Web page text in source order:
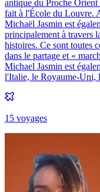
antique du Proche
fait à l'École du Louvre.
Michaël Jasmin est
principalement à travers
histoires. Ce sont toutes
dans le partage et «
Michael Jasmin est
l'Italie, le Royaume-
15 voyages